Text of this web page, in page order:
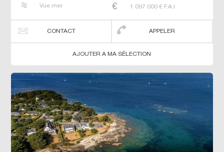
Vue mer
1 097 000 € F.A.I
CONTACT APPELER
AJOUTER A MA SÉLECTION